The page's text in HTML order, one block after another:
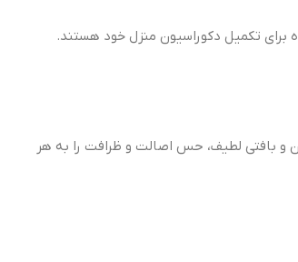
برای تکمیل دکوراسیون منزل خود هستند.
و بافتی لطیف، حس اصالت و ظرافت را به هر